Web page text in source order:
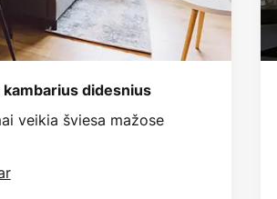
kambarius didesnius
veikia šviesa mažose